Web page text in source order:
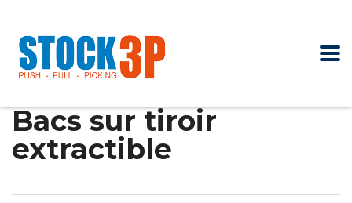
Bacs sur tiroir
extractible